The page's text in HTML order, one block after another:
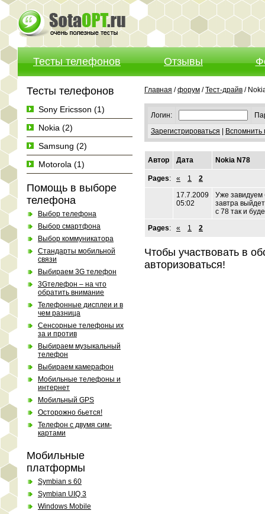
Тесты телефонов Отзывы
Тесты телефонов
Sony Ericsson (1)
Nokia (2)
Samsung (2)
Motorola (1)
Помощь в выборе
телефона
Выбор телефона
Выбор смартфона
Выбор коммуникатора
Стандарты мобильной
связи
Выбираем 3G телефон
3Gтелефон – на что
обратить внимание
Телефонные дисплеи и в
чем разница
Сенсорные телефоны их
за и против
Выбираем музыкальный
телефон
Выбираем камерафон
Мобильные телефоны и
интернет
Мобильный GPS
Осторожно бьется!
Телефон с двумя сим-
картами
Мобильные
платформы
Symbian s 60
Symbian UIQ 3
Windows Mobile
Главная /форум /Тест-драйв /
Логин:
Зарегистрироваться
Вспомнить
Автор Дата Nokia N78
Pages: « 1
2
17.7.2009
05:02
Уже завидуем
завтра
с 78 так и
Pages: « 1 2
Чтобы участвовать в
авторизоваться!